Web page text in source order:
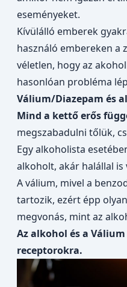
eseményeket.
Kívülálló emberek
használó embereken a
véletlen, hogy az
hasonlóan probléma
Válium/Diazepam és
Mind a kettő erős
megszabadulni tőlük,
Egy alkoholista
alkoholt, akár halállal is
A válium, mivel a
tartozik, ezért épp
megvonás, mint az
Az alkohol és a
receptorokra.